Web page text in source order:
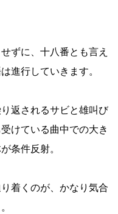
ずに、十八番とも言え
進行していきます。
返されるサビと雄叫び
けている曲中での大き
条件反射。
着くのが、かなり気合